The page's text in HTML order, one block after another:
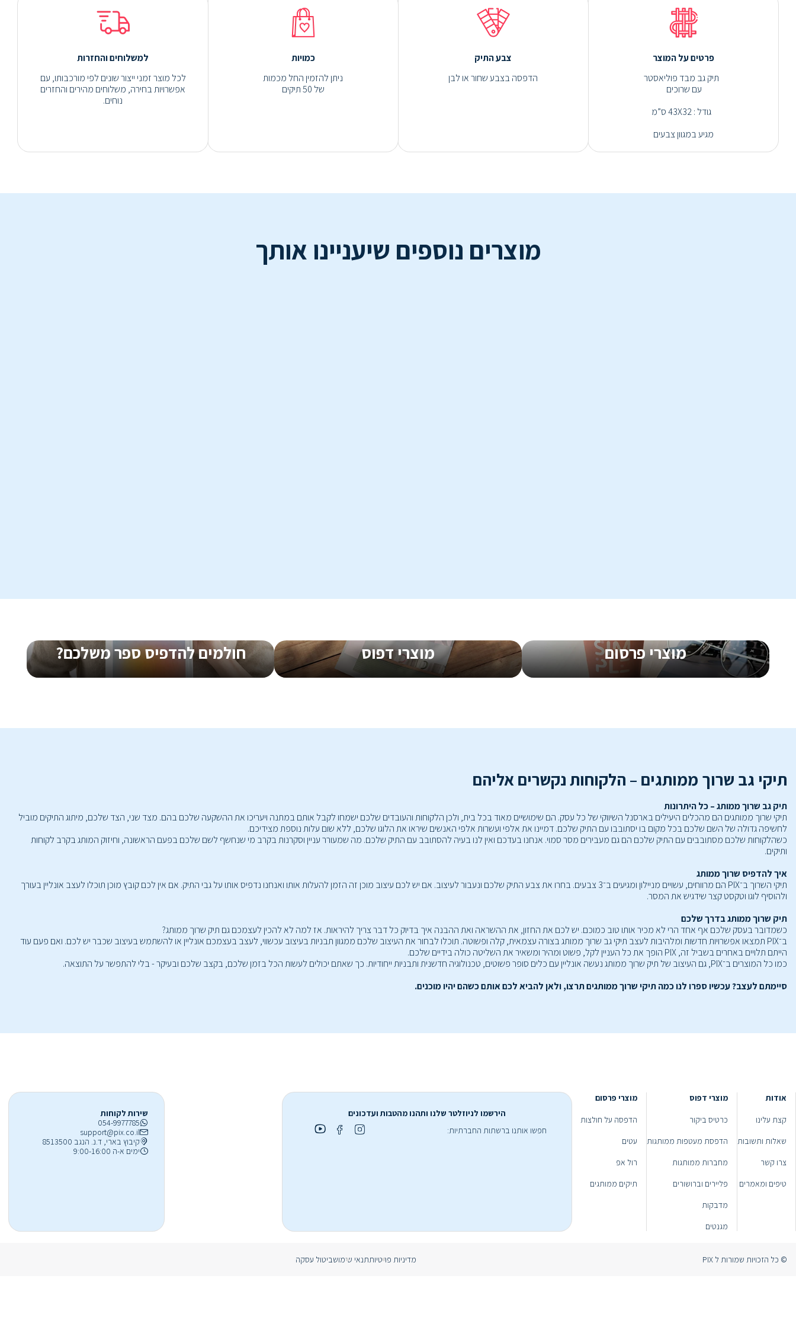
פרטים על המוצר
תיק גב מבד פוליאסטר
עם שרוכים
גודל : 43X32 ס”מ
מגיע במגוון צבעים
צבע התיק
הדפסה בצבע שחור או לבן
כמויות
ניתן להזמין החל מכמות
של 50 תיקים
למשלוחים והחזרות
לכל מוצר זמני ייצור שונים לפי מורכבותו, עם
אפשרויות בחירה, משלוחים מהירים והחזרים
נוחים.
מוצרים נוספים שיעניינו אותך
מוצרי פרסום מוצרי דפוס חולמים להדפיס ספר משלכם?
תיקי גב שרוך ממותגים – הלקוחות נקשרים אליהם
תיק גב שרוך ממותג – כל היתרונות
תיקי שרוך ממותגים הם מהכלים היעילים בארסנל השיווקי של כל עסק. הם שימושיים מאוד בכל בית, ולכן הלקוחות והעובדים שלכם ישמחו לקבל אותם במתנה ויעריכו את ההשקעה שלכם בהם. מצד שני, הצד שלכם, מיתוג התיקים מוביל
לחשיפה גדולה של השם שלכם בכל מקום בו יסתובבו עם התיק שלכם. דמיינו את אלפי ועשרות אלפי האנשים שיראו את הלוגו שלכם, ללא שום עלות נוספת מצידיכם.
כשהלקוחות שלכם מסתובבים עם התיק שלכם הם גם מעבירים מסר סמוי. אנחנו בעדכם ואין לנו בעיה להסתובב עם התיק שלכם. מה שמעורר עניין וסקרנות בקרב מי שנחשף לשם שלכם בפעם הראשונה, וחיזוק המותג בקרב לקוחות
ותיקים.
איך להדפיס שרוך ממותג
תיקי השרוך ב־PIX הם מרווחים, עשויים מניילון ומגיעים ב־3 צבעים. בחרו את צבע התיק שלכם ונעבור לעיצוב. אם יש לכם עיצוב מוכן זה הזמן להעלות אותו ואנחנו נדפיס אותו על גבי התיק. אם אין לכם קובץ מוכן תוכלו לעצב אונליין בעורך
ולהוסיף לוגו וטקסט קצר שידגיש את המסר.
תיק שרוך ממותג בדרך שלכם
כשמדובר בעסק שלכם אף אחד הרי לא מכיר אותו טוב כמוכם. יש לכם את החזון, את ההשראה ואת ההבנה איך בדיוק כל דבר צריך להיראות. אז למה לא להכין לעצמכם גם תיק שרוך ממותג?
ב־PIX תמצאו אפשרויות חדשות ומלהיבות לעצב תיקי גב שרוך ממותג בצורה עצמאית, קלה ופשוטה. תוכלו לבחור את העיצוב שלכם ממגוון תבניות בעיצוב עכשווי, לעצב בעצמכם אונליין או להשתמש בעיצוב שכבר יש לכם. ואם פעם עוד
הייתם תלויים באחרים בשביל זה, PIX הופך את כל העניין לקל, פשוט ומהיר ומשאיר את השליטה כולה בידיים שלכם.
כמו כל המוצרים ב־PIX, גם העיצוב של תיק שרוך ממותג נעשה אונליין עם כלים סופר פשוטים, טכנולוגיה חדשנית ותבניות ייחודיות. כך שאתם יכולים לעשות הכל בזמן שלכם, בקצב שלכם ובעיקר - בלי להתפשר על התוצאה.
סיימתם לעצב? עכשיו ספרו לנו כמה תיקי שרוך ממותגים תרצו, ולאן להביא לכם אותם כשהם יהיו מוכנים.
אודות
קצת עלינו
שאלות ותשובות
צרו קשר
טיפים ומאמרים
מוצרי דפוס
כרטיס ביקור
הדפסת מעטפות ממותגות
מחברות ממותגות
פליירים וברושורים
מדבקות
מגנטים
מוצרי פרסום
הדפסה על חולצות
עטים
רול אפ
תיקים ממותגים
הירשמו לניוזלטר שלנו ותהנו מהטבות ועדכונים
חפשו אותנו ברשתות החברתיות:
שירות לקוחות
054-9977785
support@pix.co.il
קיבוץ בארי, ד.נ. הנגב 8513500
ימים א-ה 9:00-16:00
© כל הזכויות שמורות ל PIX מדיניות פרטיותתנאי שימושביטול עסקה